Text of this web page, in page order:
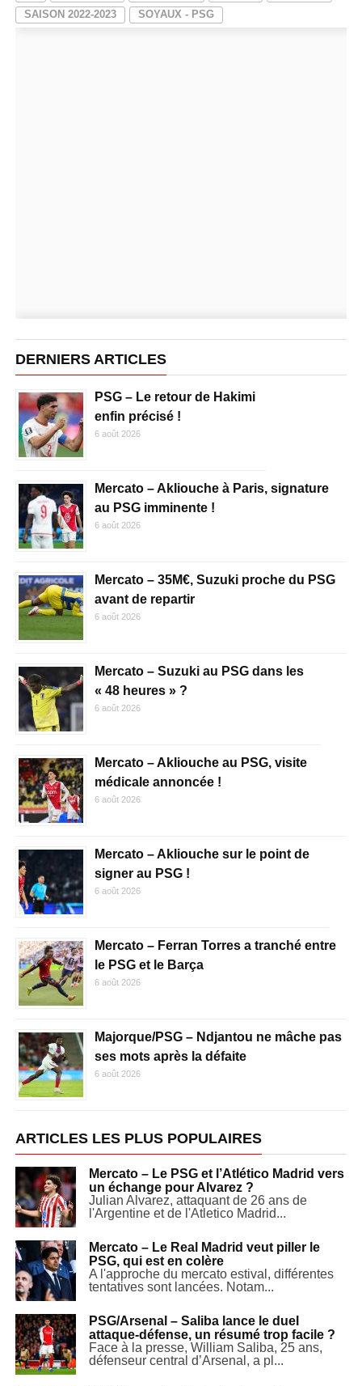
SAISON 2022-2023 SOYAUX - PSG
DERNIERS ARTICLES
PSG – Le retour de Hakimi
enfin précisé !
6 août 2026
Mercato – Akliouche à Paris, signature
au PSG imminente !
6 août 2026
Mercato – 35M€, Suzuki proche du PSG
avant de repartir
6 août 2026
Mercato – Suzuki au PSG dans les
« 48 heures » ?
6 août 2026
Mercato – Akliouche au PSG, visite
médicale annoncée !
6 août 2026
Mercato – Akliouche sur le point de
signer au PSG !
6 août 2026
Mercato – Ferran Torres a tranché entre
le PSG et le Barça
6 août 2026
Majorque/PSG – Ndjantou ne mâche pas
ses mots après la défaite
6 août 2026
ARTICLES LES PLUS POPULAIRES
Mercato – Le PSG et l’Atlético Madrid vers
un échange pour Alvarez ?
Julian Alvarez, attaquant de 26 ans de
l'Argentine et de l'Atletico Madrid...
Mercato – Le Real Madrid veut piller le
PSG, qui est en colère
A l'approche du mercato estival, différentes
tentatives sont lancées. Notam...
PSG/Arsenal – Saliba lance le duel
attaque-défense, un résumé trop facile ?
Face à la presse, William Saliba, 25 ans,
défenseur central d’Arsenal, a pl...